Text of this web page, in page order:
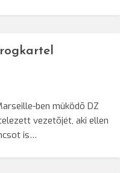
ben mûködõ DZ
vezetõjét, aki ellen
is…